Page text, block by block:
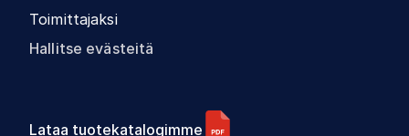
Toimittajaksi
Hallitse evästeitä
Lataa tuotekatalogimme